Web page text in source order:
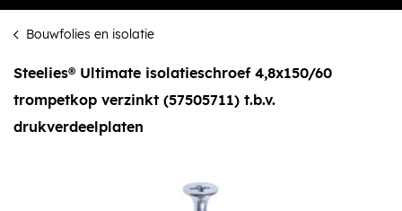
Bouwfolies en isolatie
Steelies® Ultimate isolatieschroef 4,8x150/60
trompetkop verzinkt (57505711) t.b.v.
drukverdeelplaten